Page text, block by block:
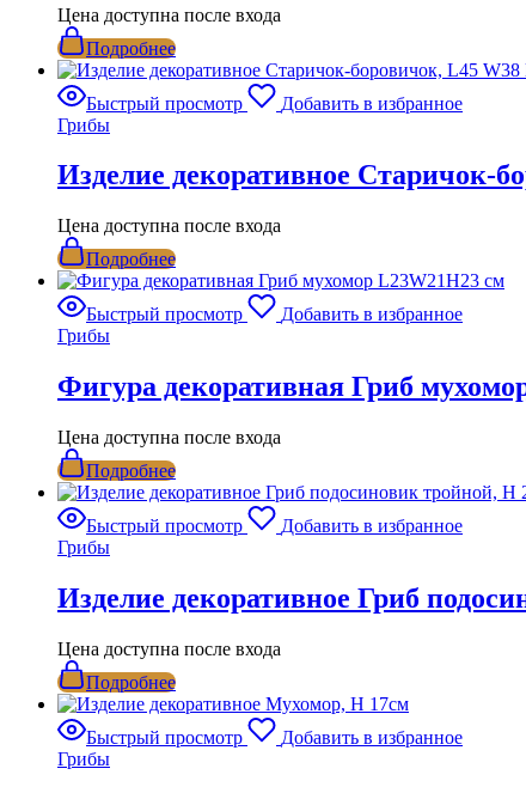
Цена доступна после входа
Подробнее
Быстрый просмотр
Добавить в избранное
Грибы
Изделие декоративное Старичок-
Цена доступна после входа
Подробнее
Быстрый просмотр
Добавить в избранное
Грибы
Фигура декоративная Гриб
Цена доступна после входа
Подробнее
Быстрый просмотр
Добавить в избранное
Грибы
Изделие декоративное Гриб
Цена доступна после входа
Подробнее
Быстрый просмотр
Добавить в избранное
Грибы